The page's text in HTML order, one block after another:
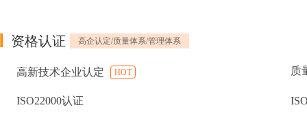
资格认证 高企认定/质量体系/管理体系
高新技术企业认定 HOT 质
ISO22000认证